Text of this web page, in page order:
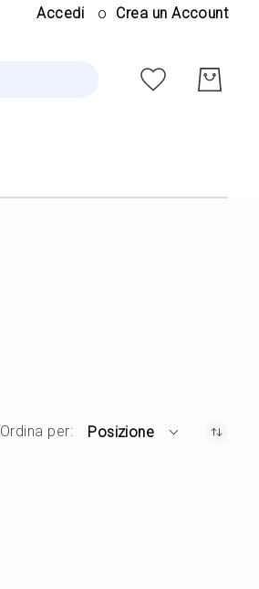
Accedi Crea un Account
Ordina per Posizione